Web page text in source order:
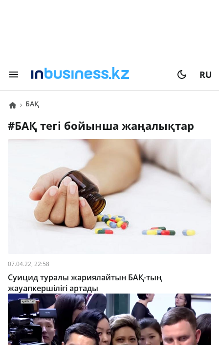
RU
БАҚ
# БАҚ тегі бойынша жаңалықтар
07.04.22, 22:58
Суицид туралы жариялайтын БАҚ-тың
жауапкершілігі артады